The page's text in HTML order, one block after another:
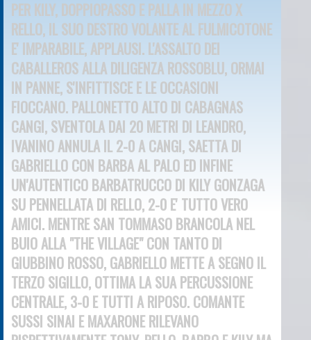
PER KILY, DOPPIOPASSO E PALLA IN MEZZO X
RELLO, IL SUO DESTRO VOLANTE AL FULMICOTONE
E' IMPARABILE, APPLAUSI. L'ASSALTO DEI
CABALLEROS ALLA DILIGENZA ROSSOBLU, ORMAI
IN PANNE, S'INFITTISCE E LE OCCASIONI
FIOCCANO. PALLONETTO ALTO DI CABAGNAS
CANGI, SVENTOLA DAI 20 METRI DI LEANDRO,
IVANINO ANNULA IL 2-0 A CANGI, SAETTA DI
GABRIELLO CON BARBA AL PALO ED INFINE
UN'AUTENTICO BARBATRUCCO DI KILY GONZAGA
SU PENNELLATA DI RELLO, 2-0 E' TUTTO VERO
AMICI. MENTRE SAN TOMMASO BRANCOLA NEL
BUIO ALLA "THE VILLAGE" CON TANTO DI
GIUBBINO ROSSO, GABRIELLO METTE A SEGNO IL
TERZO SIGILLO, OTTIMA LA SUA PERCUSSIONE
CENTRALE, 3-0 E TUTTI A RIPOSO. COMANTE
SUSSI SINAI E MAXARONE RILEVANO